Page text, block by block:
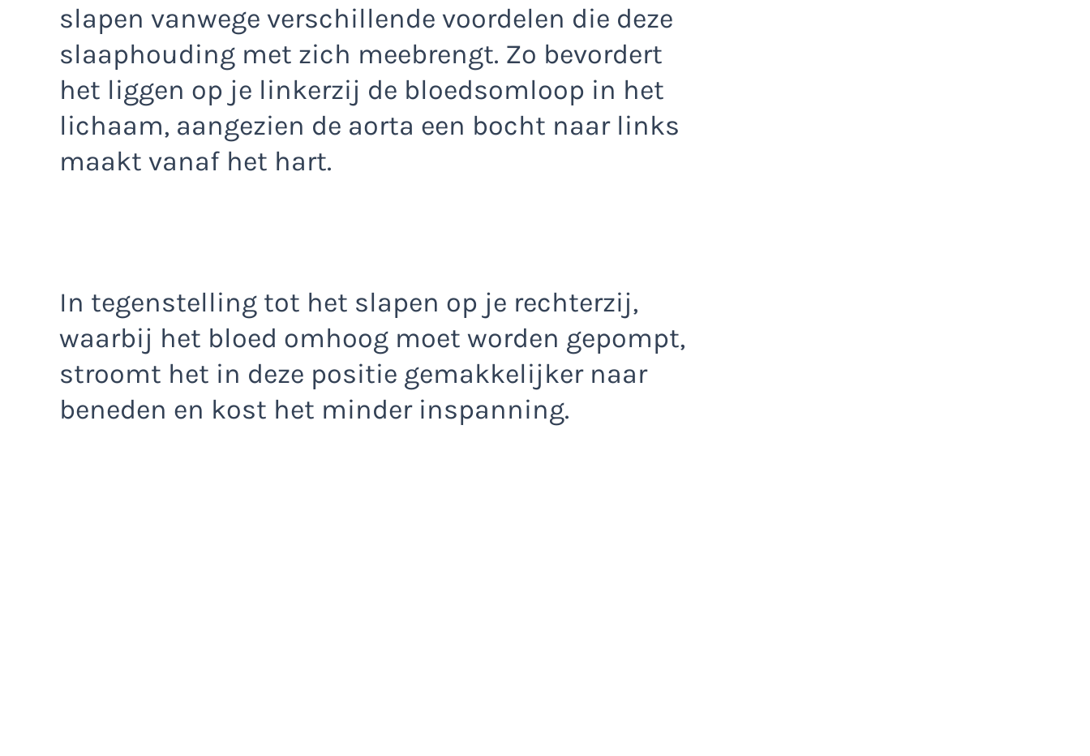
slapen vanwege verschillende voordelen die deze
slaaphouding met zich meebrengt. Zo bevordert
het liggen op je linkerzij de bloedsomloop in het
lichaam, aangezien de aorta een bocht naar links
maakt vanaf het hart.
In tegenstelling tot het slapen op je rechterzij,
waarbij het bloed omhoog moet worden gepompt,
stroomt het in deze positie gemakkelijker naar
beneden en kost het minder inspanning.